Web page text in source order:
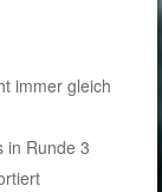
immer gleich
in Runde 3